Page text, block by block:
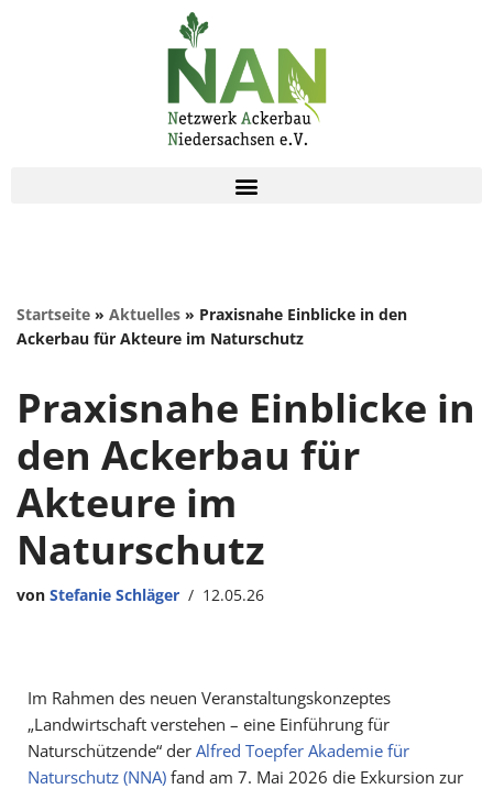
Startseite » Aktuelles » Praxisnahe Einblicke in den
Ackerbau für Akteure im Naturschutz
Praxisnahe Einblicke in
den Ackerbau für
Akteure im
Naturschutz
von Stefanie Schläger 12.05.26
Im Rahmen des neuen Veranstaltungskonzeptes
„Landwirtschaft verstehen – eine Einführung für
Naturschützende“ der Alfred Toepfer Akademie für
Naturschutz (NNA) fand am 7. Mai 2026 die Exkursion zur